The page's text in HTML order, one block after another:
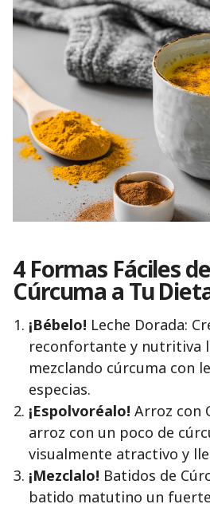
4 Formas Fáciles
Cúrcuma a Tu
¡Bébelo! Leche Dorada:
reconfortante y nutritiva
mezclando cúrcuma con
especias.
¡Espolvoréalo! Arroz con
arroz con un poco de
visualmente atractivo y
¡Mezclalo! Batidos de
batido matutino un